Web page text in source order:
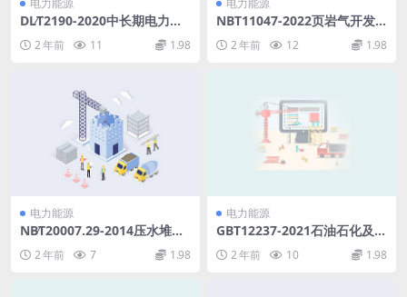
电力能源
DL∕T2190-2020中长期电力交
易安全校核技术规范(3.78MB)
pdf2 年前 11 1.98
电力能源
NBT11047-2022页岩气开发
数值模拟应用技术规范(5.96M
B)pdf
2 年前 12 1.98
电力能源
NB∕T20007.29-2014压水堆核
奥氏体-铁素体双相不锈钢ABC
2 年前 7 1.98
电力能源
GBT12237-2021石油石化及相
pdf2 年前 10 1.98